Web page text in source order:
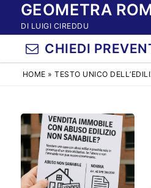
contenuto
GEOMETRA
DI LUIGI CIREDDU
CHIEDI
HOME »TESTO UNICO